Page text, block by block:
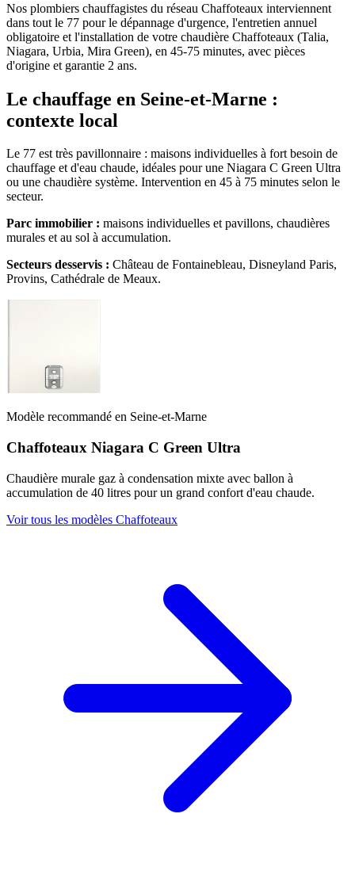
Nos plombiers chauffagistes du réseau Chaffoteaux interviennent
dans tout le 77 pour le dépannage d'urgence, l'entretien annuel
obligatoire et l'installation de votre chaudière Chaffoteaux (Talia,
Niagara, Urbia, Mira Green), en 45-75 minutes, avec pièces
d'origine et garantie 2 ans.
Le chauffage en Seine-et-Marne :
contexte local
Le 77 est très pavillonnaire : maisons individuelles à fort besoin de
chauffage et d'eau chaude, idéales pour une Niagara C Green Ultra
ou une chaudière système. Intervention en 45 à 75 minutes selon le
secteur.
Parc immobilier : maisons individuelles et pavillons, chaudières
murales et au sol à accumulation.
Secteurs desservis : Château de Fontainebleau, Disneyland Paris,
Provins, Cathédrale de Meaux.
Modèle recommandé en Seine-et-Marne
Chaffoteaux Niagara C Green Ultra
Chaudière murale gaz à condensation mixte avec ballon à
accumulation de 40 litres pour un grand confort d'eau chaude.
Voir tous les modèles Chaffoteaux